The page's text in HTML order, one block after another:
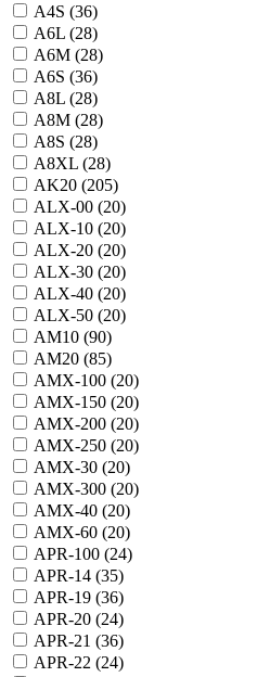
A4S (36)
A6L (28)
A6M (28)
A6S (36)
A8L (28)
A8M (28)
A8S (28)
A8XL (28)
AK20 (205)
ALX-00 (20)
ALX-10 (20)
ALX-20 (20)
ALX-30 (20)
ALX-40 (20)
ALX-50 (20)
AM10 (90)
AM20 (85)
AMX-100 (20)
AMX-150 (20)
AMX-200 (20)
AMX-250 (20)
AMX-30 (20)
AMX-300 (20)
AMX-40 (20)
AMX-60 (20)
APR-100 (24)
APR-14 (35)
APR-19 (36)
APR-20 (24)
APR-21 (36)
APR-22 (24)